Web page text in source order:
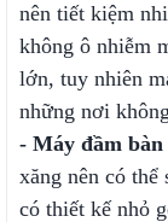
nên tiết kiệm
không ô nhiễm
lớn, tuy nhiên
những nơi
- Máy đầm bàn
xăng nên có
có thiết kế nhỏ